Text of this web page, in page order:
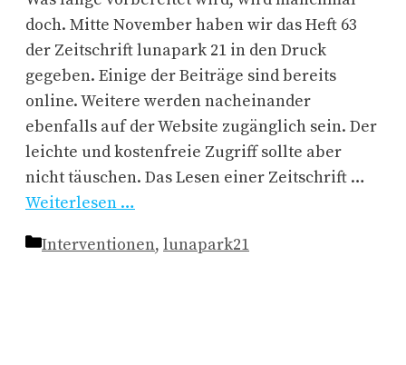
doch. Mitte November haben wir das Heft 63
der Zeitschrift lunapark 21 in den Druck
gegeben. Einige der Beiträge sind bereits
online. Weitere werden nacheinander
ebenfalls auf der Website zugänglich sein. Der
leichte und kostenfreie Zugriff sollte aber
nicht täuschen. Das Lesen einer Zeitschrift …
Weiterlesen …
Kategorien
Interventionen, lunapark21